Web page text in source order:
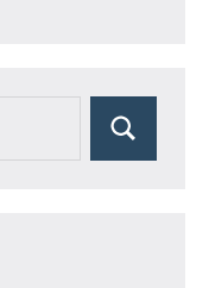
Suchen